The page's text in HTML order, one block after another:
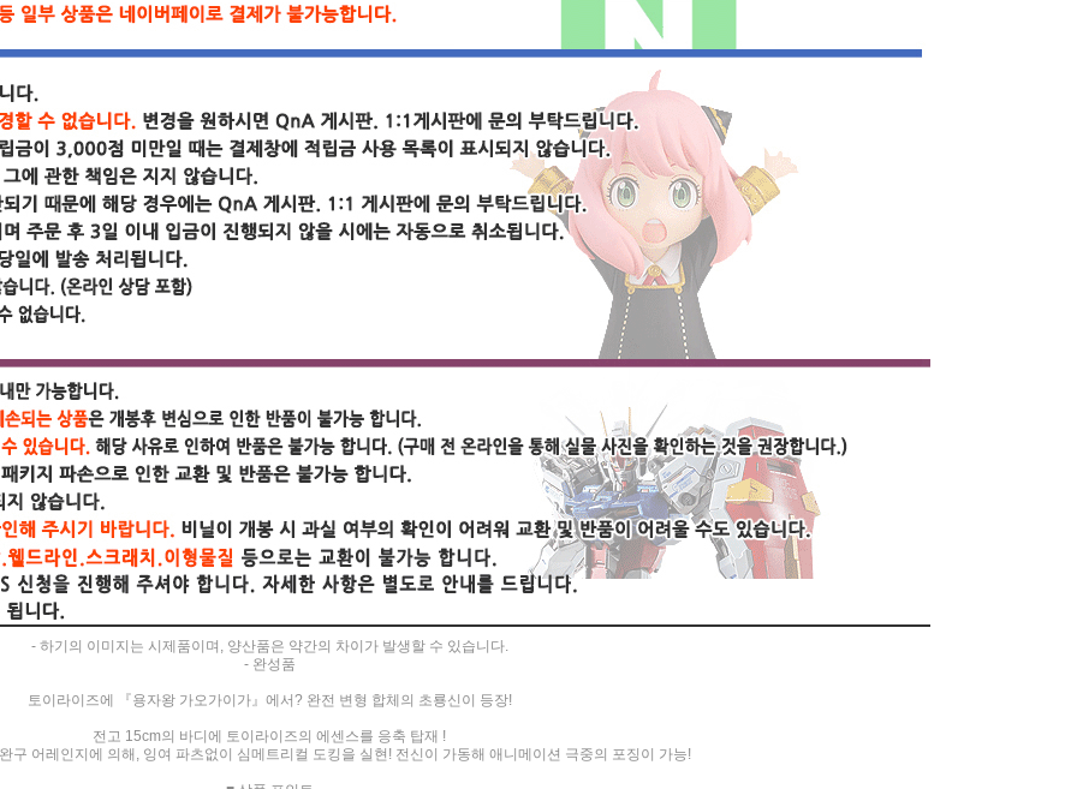
- 하기의 이미지는 시제품이며, 양산품은 약간의 차이가 발생할 수 있습니다.
- 완성품
토이라이즈에 『용자왕 가오가이가』에서? 완전 변형 합체의 초룡신이 등장!
전고 15cm의 바디에 토이라이즈의 에센스를 응축 탑재 !
구 어레인지에 의해, 잉여 파츠없이 심메트리컬 도킹을 실현! 전신이 가동해 애니메이션 극중의 포징이 가능!